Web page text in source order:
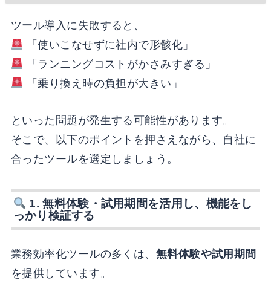
ツール導入に失敗すると、
「使いこなせずに社内で形骸化」
「ランニングコストがかさみすぎる」
「乗り換え時の負担が大きい」
といった問題が発生する可能性があります。
そこで、以下のポイントを押さえながら、自社に
合ったツールを選定しましょう。
1.無料体験・試用期間を活用し、機能をし
っかり検証する
業務効率化ツールの多くは、 無料体験や試用期間
を提供しています。